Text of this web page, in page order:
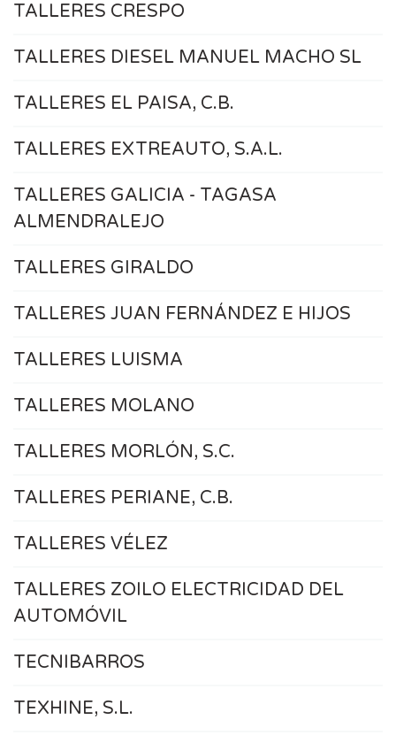
TALLERES CRESPO
TALLERES DIESEL MANUEL MACHO SL
TALLERES EL PAISA, C.B.
TALLERES EXTREAUTO, S.A.L.
TALLERES GALICIA - TAGASA
ALMENDRALEJO
TALLERES GIRALDO
TALLERES JUAN FERNÁNDEZ E HIJOS
TALLERES LUISMA
TALLERES MOLANO
TALLERES MORLÓN, S.C.
TALLERES PERIANE, C.B.
TALLERES VÉLEZ
TALLERES ZOILO ELECTRICIDAD DEL
AUTOMÓVIL
TECNIBARROS
TEXHINE, S.L.